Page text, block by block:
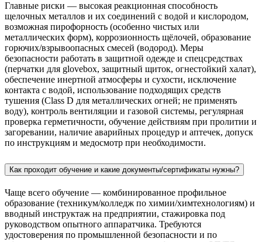
Главные риски — высокая реакционная способность
щелочных металлов и их соединений с водой и кислородом,
возможная пирофорность (особенно чистых или
металлических форм), коррозионность щёлочей, образование
горючих/взрывоопасных смесей (водород). Меры
безопасности работать в защитной одежде и спецсредствах
(перчатки для glovebox, защитный щиток, огнестойкий халат),
обеспечение инертной атмосферы и сухости, исключение
контакта с водой, использование подходящих средств
тушения (Class D для металлических огней; не применять
воду), контроль вентиляции и газовой системы, регулярная
проверка герметичности, обучение действиям при пролитии и
загоревании, наличие аварийных процедур и аптечек, допуск
по инструкциям и медосмотр при необходимости.
Как проходит обучение и какие документы/сертификаты нужны?
Чаще всего обучение — комбинированное профильное
образование (техникум/колледж по химии/химтехнологиям) и
вводный инструктаж на предприятии, стажировка под
руководством опытного аппаратчика. Требуются
удостоверения по промышленной безопасности и по